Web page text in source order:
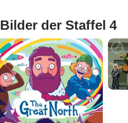
Bilder der Staffel 4